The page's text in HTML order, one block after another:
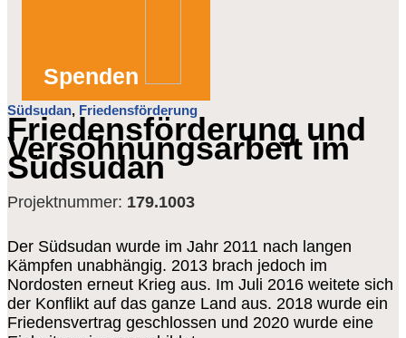
Spenden
Südsudan, Friedensförderung
Friedensförderung und
Versöhnungsarbeit im
Südsudan
Projektnummer: 179.1003
Der Südsudan wurde im Jahr 2011 nach langen
Kämpfen unabhängig. 2013 brach jedoch im
Nordosten erneut Krieg aus. Im Juli 2016 weitete sich
der Konflikt auf das ganze Land aus. 2018 wurde ein
Friedensvertrag geschlossen und 2020 wurde eine